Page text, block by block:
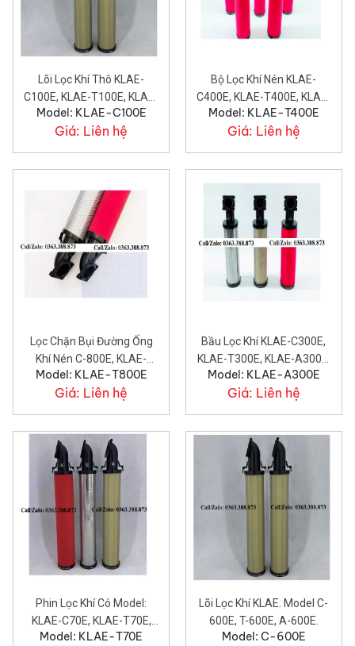
Lõi Lọc Khí Thô KLAE-
C100E, KLAE-T100E, KLAE-
A100E.
Model: KLAE-C100E
Giá: Liên hệ
Bộ Lọc Khí Nén KLAE-
C400E, KLAE-T400E, KLAE-
A400E.
Model: KLAE-T400E
Giá: Liên hệ
Lọc Chặn Bụi Đường Ống
Khí Nén C-800E, KLAE-
T800E, A-800.
Model: KLAE-T800E
Giá: Liên hệ
Bầu Lọc Khí KLAE-C300E,
KLAE-T300E, KLAE-A300E,
Trên Đường Ống Khí Nén.
Model: KLAE-A300E
Giá: Liên hệ
Phin Lọc Khí Có Model:
KLAE-C70E, KLAE-T70E,
KLAE-A70E.
Model: KLAE-T70E
Lõi Lọc Khí KLAE. Model C-
600E, T-600E, A-600E.
Model: C-600E